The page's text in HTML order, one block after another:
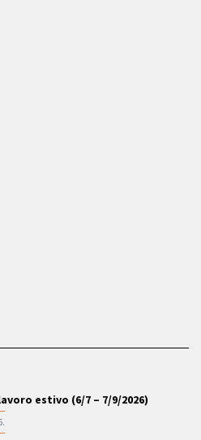
estivo (6/7 – 7/9/2026)